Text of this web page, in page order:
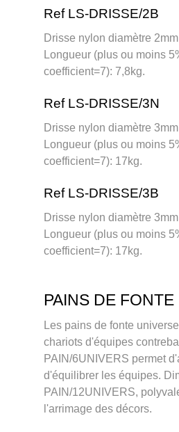
Ref LS-DRISSE/2B
Drisse nylon diamètre
Longueur (plus ou moins
coefficient=7): 7,8kg.
Ref LS-DRISSE/3N
Drisse nylon diamètre
Longueur (plus ou moins
coefficient=7): 17kg.
Ref LS-DRISSE/3B
Drisse nylon diamètre
Longueur (plus ou moins
coefficient=7): 17kg.
PAINS DE FONTE
Les pains de fonte
chariots d'équipes
PAIN/6UNIVERS permet
d'équilibrer les équipes.
PAIN/12UNIVERS,
l'arrimage des décors.